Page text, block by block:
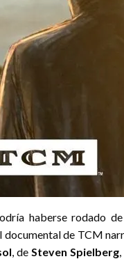
haberse rodado
documental de TCM
, de Steven Spielberg